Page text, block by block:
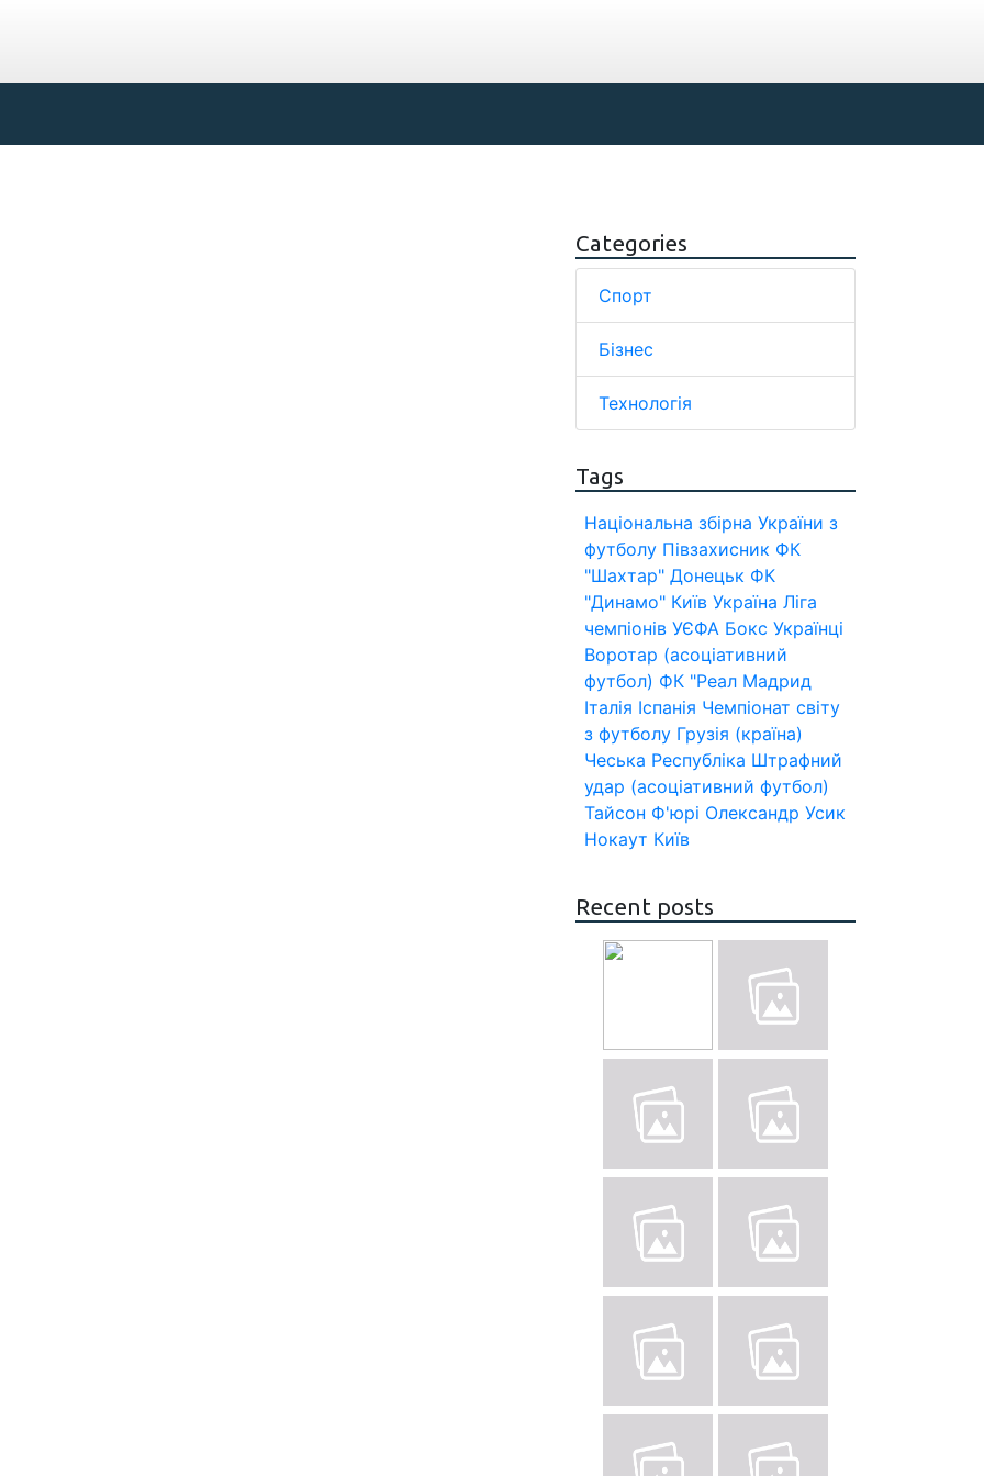
Categories
Спорт
Бізнес
Технологія
Tags
Національна збірна України з
футболу Півзахисник ФК
"Шахтар" Донецьк ФК
"Динамо" Київ Україна Ліга
чемпіонів УЄФА Бокс Українці
Воротар (асоціативний
футбол) ФК "Реал Мадрид
Італія Іспанія Чемпіонат світу
з футболу Грузія (країна)
Чеська Республіка Штрафний
удар (асоціативний футбол)
Тайсон Ф'юрі Олександр Усик
Нокаут Київ
Recent posts